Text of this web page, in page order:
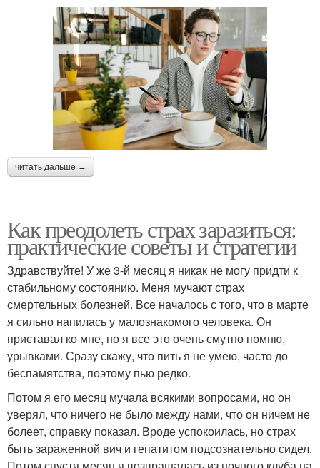
читать дальше →
Как преодолеть страх заразиться:
практические советы и стратегии
Здравствуйте! У же 3-й месяц я никак не могу придти к
стабильному состоянию. Меня мучают страх
смертельных болезней. Все началось с того, что в марте
я сильно напилась у малознакомого человека. Он
приставал ко мне, но я все это очень смутно помню,
урывками. Сразу скажу, что пить я не умею, часто до
беспамятства, поэтому пью редко.
Потом я его месяц мучала всякими вопросами, но он
уверял, что ничего не было между нами, что он ничем не
болеет, справку показал. Вроде успокоилась, но страх
быть зараженной вич и гепатитом подсознательно сидел.